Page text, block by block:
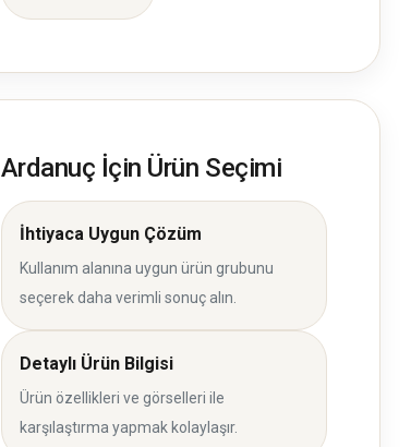
Ardanuç İçin Ürün Seçimi
İhtiyaca Uygun Çözüm
Kullanım alanına uygun ürün grubunu
seçerek daha verimli sonuç alın.
Detaylı Ürün Bilgisi
Ürün özellikleri ve görselleri ile
karşılaştırma yapmak kolaylaşır.